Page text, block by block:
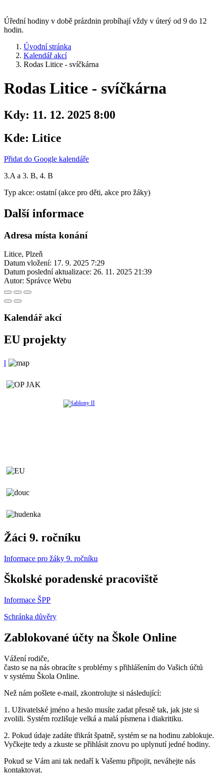
Úřední hodiny v době prázdnin probíhají vždy v úterý od 9 do 12
hodin.
Úvodní stránka
Kalendář akcí
Rodas Litice - svíčkárna
Rodas Litice - svíčkárna
Kdy: 11. 12. 2025 8:00
Kde: Litice
Přidat do Google kalendáře
3.A a 3. B, 4. B
Typ akce: ostatní (akce pro děti, akce pro žáky)
Další informace
Adresa místa konání
Litice, Plzeň
Datum vložení: 17. 9. 2025 7:29
Datum poslední aktualizace: 26. 11. 2025 21:39
Autor: Správce Webu
Kalendář akcí
EU projekty
l
Žáci 9. ročníku
Informace pro žáky 9. ročníku
Školské poradenské pracoviště
Informace ŠPP
Schránka důvěry
Zablokované účty na Škole Online
Vážení rodiče,
často se na nás obracíte s problémy s přihlášením do Vašich účtů
v systému Škola Online.
Než nám pošlete e-mail, zkontrolujte si následující:
1. Uživatelské jméno a heslo musíte zadat přesně tak, jak jste si
zvolili. Systém rozlišuje velká a malá písmena i diakritiku.
2. Pokud údaje zadáte třikrát špatně, systém se na hodinu zablokuje.
Vyčkejte tedy a zkuste se přihlásit znovu po uplynutí jedné hodiny.
Pokud se Vám ani tak nedaří k Vašemu připojit, neváhejte nás
kontaktovat.